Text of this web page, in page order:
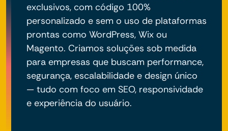
exclusivos, com código 100%
personalizado e sem o uso de plataformas
prontas como WordPress, Wix ou
Magento. Criamos soluções sob medida
para empresas que buscam performance,
segurança, escalabilidade e design único
— tudo com foco em SEO, responsividade
e experiência do usuário.